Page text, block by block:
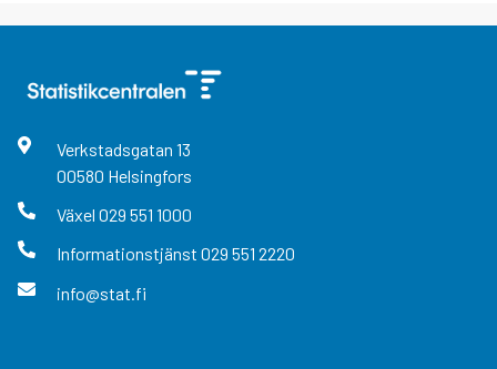
Verkstadsgatan 13
00580 Helsingfors
Växel 029 551 1000
Informationstjänst 029 551 2220
info@stat.fi